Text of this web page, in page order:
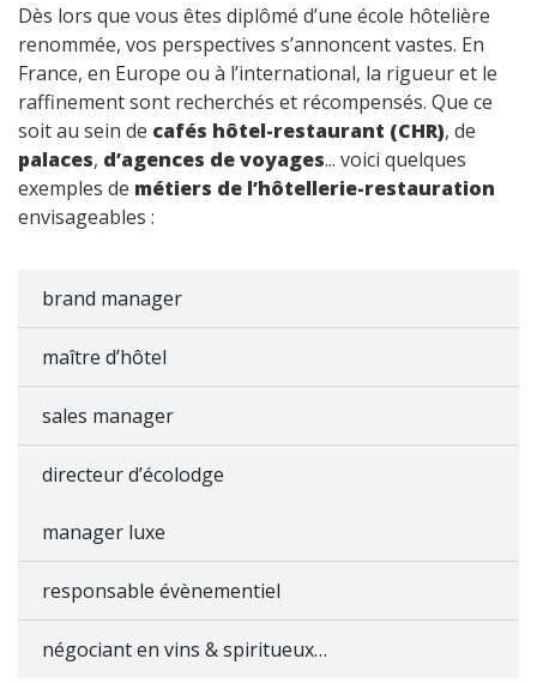
Dès lors que vous êtes diplômé d’une école hôtelière
renommée, vos perspectives s’annoncent vastes. En
France, en Europe ou à l’international, la rigueur et le
raffinement sont recherchés et récompensés. Que ce
soit au sein de cafés hôtel-restaurant (CHR), de
palaces, d’agences de voyages... voici quelques
exemples de métiers de l’hôtellerie-restauration
envisageables :
brand manager
maître d’hôtel
sales manager
directeur d’écolodge
manager luxe
responsable évènementiel
négociant en vins & spiritueux…